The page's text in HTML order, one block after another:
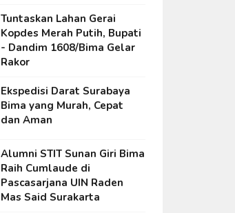
Tuntaskan Lahan Gerai
Kopdes Merah Putih, Bupati
- Dandim 1608/Bima Gelar
Rakor
Ekspedisi Darat Surabaya
Bima yang Murah, Cepat
dan Aman
Alumni STIT Sunan Giri Bima
Raih Cumlaude di
Pascasarjana UIN Raden
Mas Said Surakarta